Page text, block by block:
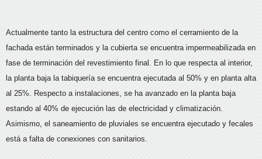
Actualmente tanto la estructura del centro como el cerramiento de la
fachada están terminados y la cubierta se encuentra impermeabilizada en
fase de terminación del revestimiento final. En lo que respecta al interior,
la planta baja la tabiquería se encuentra ejecutada al 50% y en planta alta
al 25%. Respecto a instalaciones, se ha avanzado en la planta baja
estando al 40% de ejecución las de electricidad y climatización.
Asimismo, el saneamiento de pluviales se encuentra ejecutado y fecales
está a falta de conexiones con sanitarios.